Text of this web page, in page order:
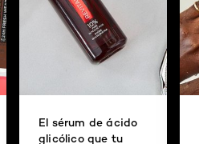
El sérum de ácido
glicólico que tu